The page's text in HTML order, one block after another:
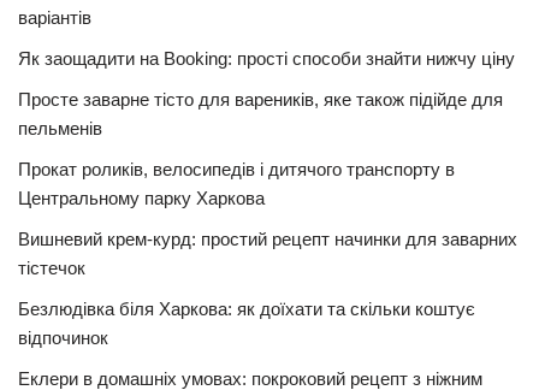
варіантів
Як заощадити на Booking: прості способи знайти нижчу ціну
Просте заварне тісто для вареників, яке також підійде для
пельменів
Прокат роликів, велосипедів і дитячого транспорту в
Центральному парку Харкова
Вишневий крем-курд: простий рецепт начинки для заварних
тістечок
Безлюдівка біля Харкова: як доїхати та скільки коштує
відпочинок
Еклери в домашніх умовах: покроковий рецепт з ніжним